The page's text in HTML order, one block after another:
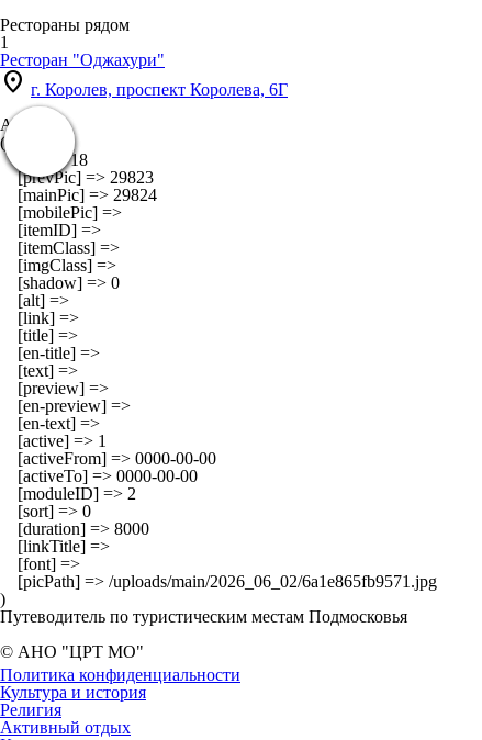
Рестораны рядом
1
Ресторан "Оджахури"
location_on г. Королев, проспект Королева, 6Г
Array
(
    [id] => 18
    [prevPic] => 29823
    [mainPic] => 29824
    [mobilePic] =>
    [itemID] =>
    [itemClass] =>
    [imgClass] =>
    [shadow] => 0
    [alt] =>
    [link] =>
    [title] =>
    [en-title] =>
    [text] =>
    [preview] =>
    [en-preview] =>
    [en-text] =>
    [active] => 1
    [activeFrom] => 0000-00-00
    [activeTo] => 0000-00-00
    [moduleID] => 2
    [sort] => 0
    [duration] => 8000
    [linkTitle] =>
    [font] =>
    [picPath] => /uploads/main/2026_06_02/6a1e865fb9571.jpg
Путеводитель по туристическим местам Подмосковья
© АНО "ЦРТ МО"
Политика конфиденциальности
Культура и история
Религия
Активный отдых